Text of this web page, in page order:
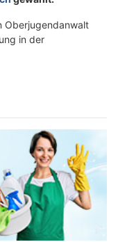
Oberjugendanwalt
in der